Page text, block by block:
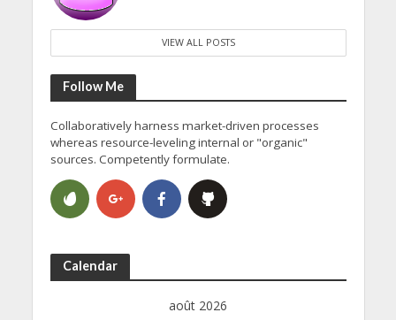
VIEW ALL POSTS
Follow Me
Collaboratively harness market-driven processes
whereas resource-leveling internal or "organic"
sources. Competently formulate.
Calendar
août 2026